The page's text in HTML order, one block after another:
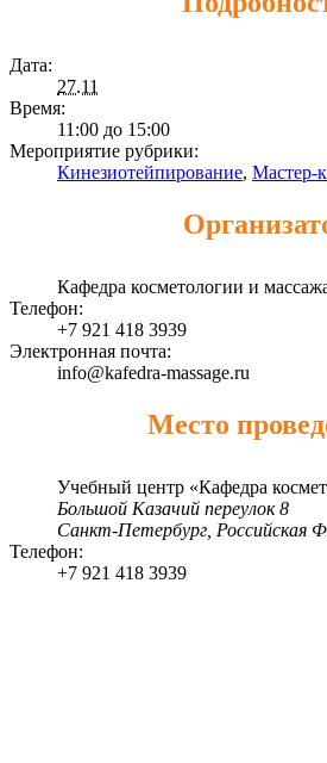
Дата:
27.11
Время:
11:00 до 15:00
Мероприятие рубрики:
Кинезиотейпирование, Мастер-
Кафедра косметологии и
Телефон:
+7 921 418 3939
Электронная почта:
info@kafedra-massage.ru
Место
Учебный центр «Кафедра
Большой Казачий переулок 8
Санкт-Петербург Российская
Телефон:
+7 921 418 3939